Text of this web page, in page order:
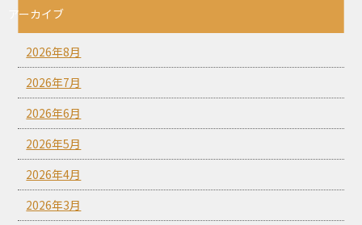
アーカイブ
2026年8月
2026年7月
2026年6月
2026年5月
2026年4月
2026年3月